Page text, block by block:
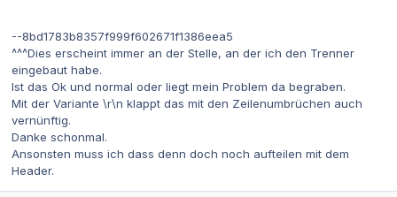
--8bd1783b8357f999f602671f1386eea5
^^^Dies erscheint immer an der Stelle, an der ich den Trenner
eingebaut habe.
Ist das Ok und normal oder liegt mein Problem da begraben.
Mit der Variante \r\n klappt das mit den Zeilenumbrüchen auch
vernünftig.
Danke schonmal.
Ansonsten muss ich dass denn doch noch aufteilen mit dem
Header.